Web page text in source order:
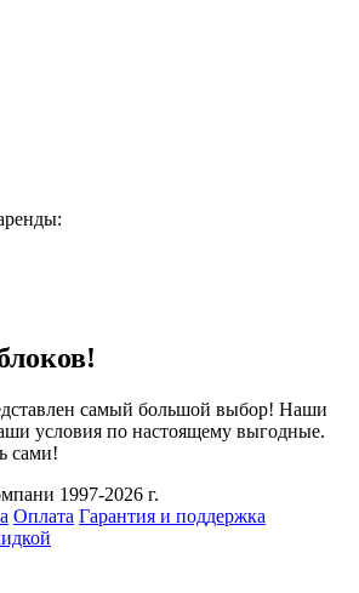
самый большой выбор! Наши
условия по настоящему выгодные.
сами!
1997-2026 г.
Оплата Гарантия и поддержка